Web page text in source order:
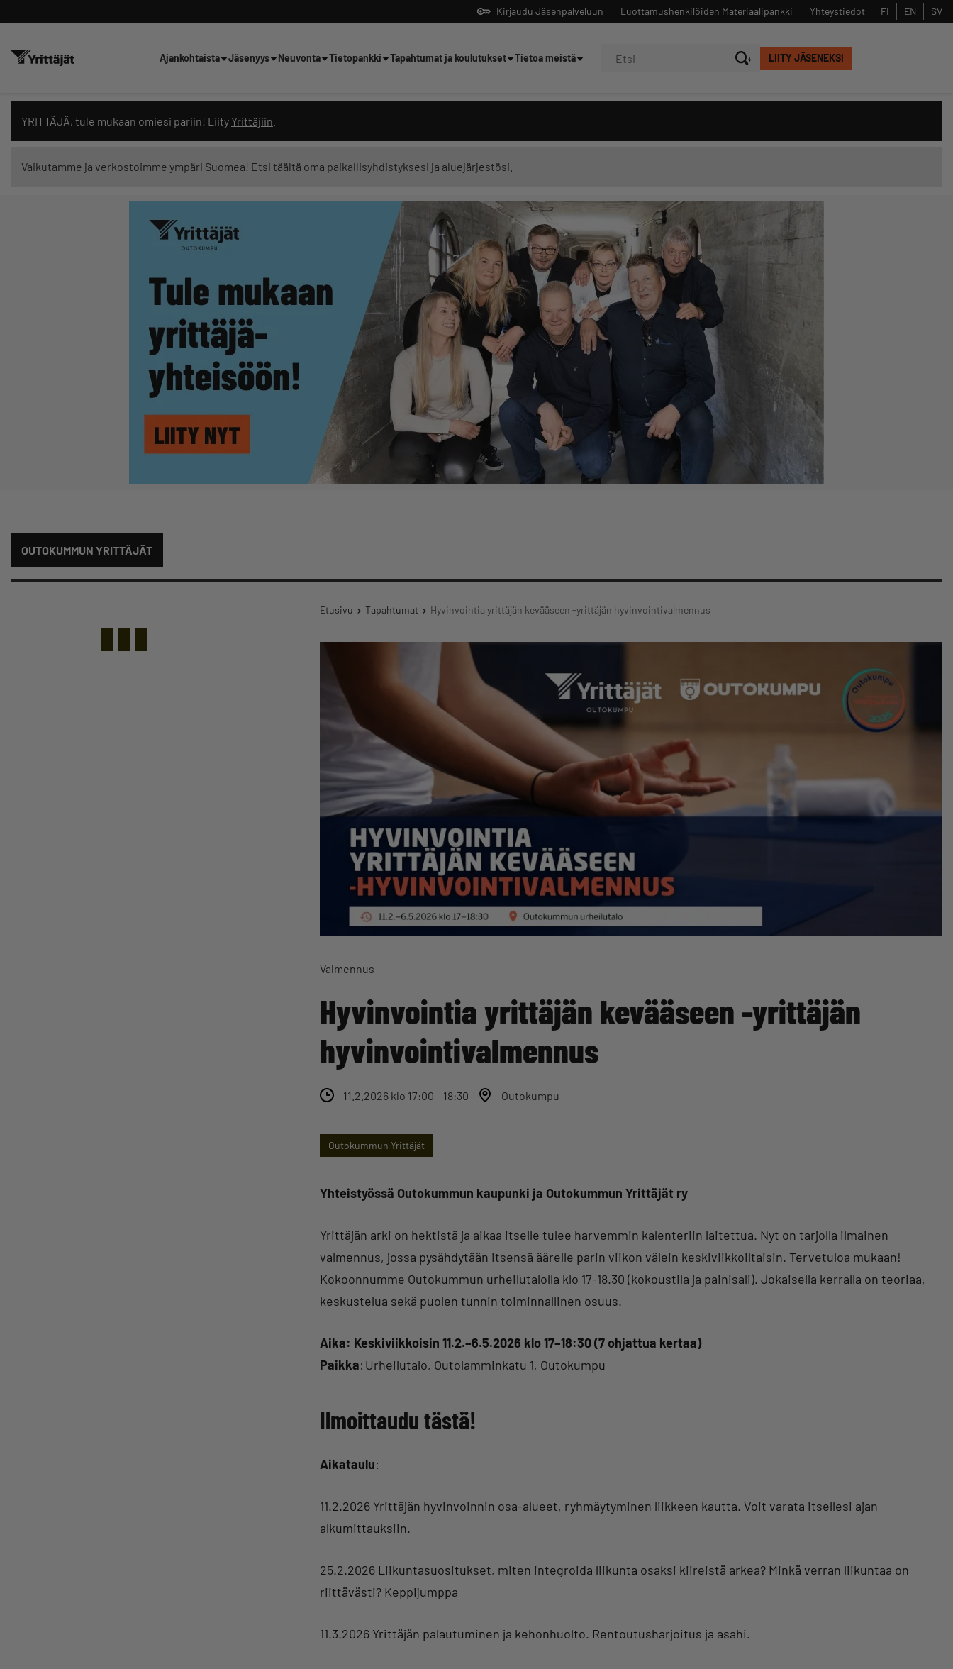
Kirjaudu Jäsenpalveluun Yhteystiedot
Luottamushenkilöiden Materiaalipankki FI EN SV
LIITY JÄSENEKSI
Ajankohtaista Jäsenyys Neuvonta Tietopankki Tapahtumat ja koulutukset Tietoa meistä
YRITTÄJÄ, tule mukaan omiesi pariin! Liity Yrittäjiin
Vaikutamme ja verkostoimme ympäri Suomea! Etsi täältä oma paikallisyhdistyksesi ja aluejärjestösi
OUTOKUMMUN YRITTÄJÄT
Etusivu Tapahtumat Hyvinvointia yrittäjän kevääseen -yrittäjän hyvinvointivalmennus
Valmennus
Hyvinvointia yrittäjän kevääseen -yrittäjän
hyvinvointivalmennus
11.2.2026 klo 17:00 – 18:30 Outokumpu
Outokummun Yrittäjät
Yhteistyössä Outokummun kaupunki ja Outokummun Yrittäjät ry
Yrittäjän arki on hektistä ja aikaa itselle tulee harvemmin kalenteriin laitettua. Nyt on tarjolla ilmainen
valmennus, jossa pysähdytään itsensä äärelle parin viikon välein keskiviikkoiltaisin. Tervetuloa mukaan!
Kokoonnumme Outokummun urheilutalolla klo 17-18.30 (kokoustila ja painisali). Jokaisella kerralla on teoriaa,
keskustelua sekä puolen tunnin toiminnallinen osuus.
Aika: Keskiviikkoisin 11.2.–6.5.2026 klo 17–18:30 (7 ohjattua kertaa)
Paikka: Urheilutalo, Outolamminkatu 1, Outokumpu
Ilmoittaudu tästä!
Aikataulu:
11.2.2026 Yrittäjän hyvinvoinnin osa-alueet, ryhmäytyminen liikkeen kautta. Voit varata itsellesi ajan
alkumittauksiin.
25.2.2026 Liikuntasuositukset, miten integroida liikunta osaksi kiireistä arkea? Minkä verran liikuntaa on
riittävästi? Keppijumppa
11.3.2026 Yrittäjän palautuminen ja kehonhuolto. Rentoutusharjoitus ja asahi.
Sulje
Hae sivustolta tai kysy suoraan Yrittäjien tekoälyltä
Suodata hakutuloksia: näytä kaikki sisältö